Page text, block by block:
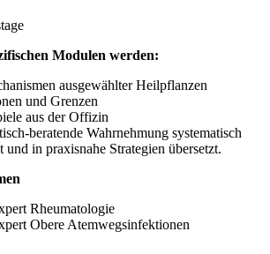
Modulen werden:
ausgewählter Heilpflanzen
und Grenzen
aus der Offizin
beratende Wahrnehmung systematisch
und in praxisnahe Strategien übersetzt.
Rheumatologie
Obere Atemwegsinfektionen